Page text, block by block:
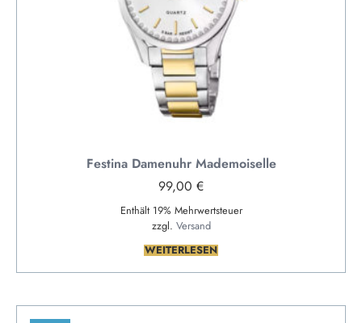
Festina Damenuhr Mademoiselle
99,00 €
Enthält 19% Mehrwertsteuer
zzgl. Versand
WEITERLESEN